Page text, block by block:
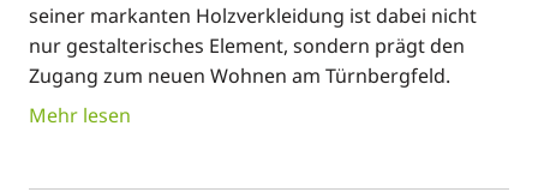
seiner markanten Holzverkleidung ist dabei nicht
nur gestalterisches Element, sondern prägt den
Zugang zum neuen Wohnen am Türnbergfeld.
Mehr lesen